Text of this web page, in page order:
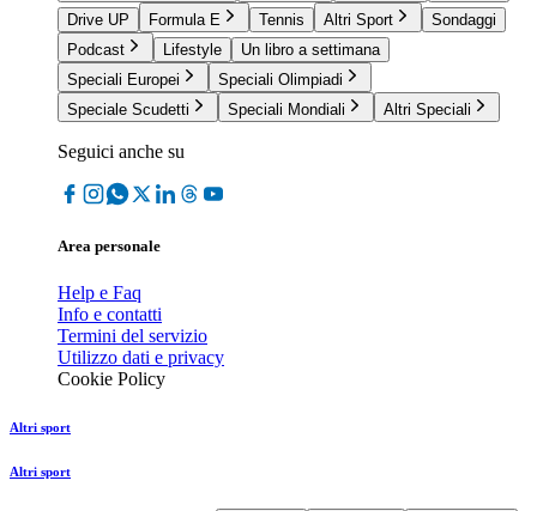
Drive UP
Formula E Tennis Altri Sport
Sondaggi
Podcast
Lifestyle
Un libro a settimana
Speciali Europei
Speciali Olimpiadi
Speciale Scudetti
Speciali Mondiali Altri Speciali
Seguici anche su
Area personale
Help e Faq
Info e contatti
Termini del servizio
Utilizzo dati e privacy
Cookie Policy
Altri sport
Altri sport